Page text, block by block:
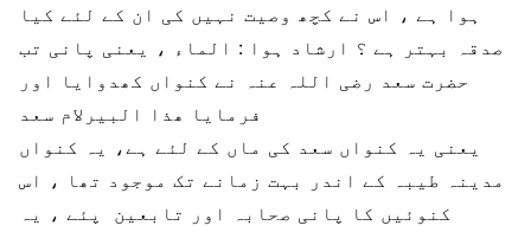
ہوا ہے ، اس نے کچھ وصیت نہیں کی ان کے لئے کیا
صدقہ بہتر ہے ؟ ارشاد ہوا : الماء ، یعنی پانی تب
حضرت سعد رضی اللہ عنہ نے کنواں کھدوایا اور
فرمایا ھذا البیرلام سعد
یعنی یہ کنواں سعد کی ماں کے لئے ہے، یہ کنواں
مدینہ طیبہ کے اندر بہت زمانے تک موجود تھا ، اس
کنوئیں کا پانی صحابہ اور تابعین پئے ، یہ